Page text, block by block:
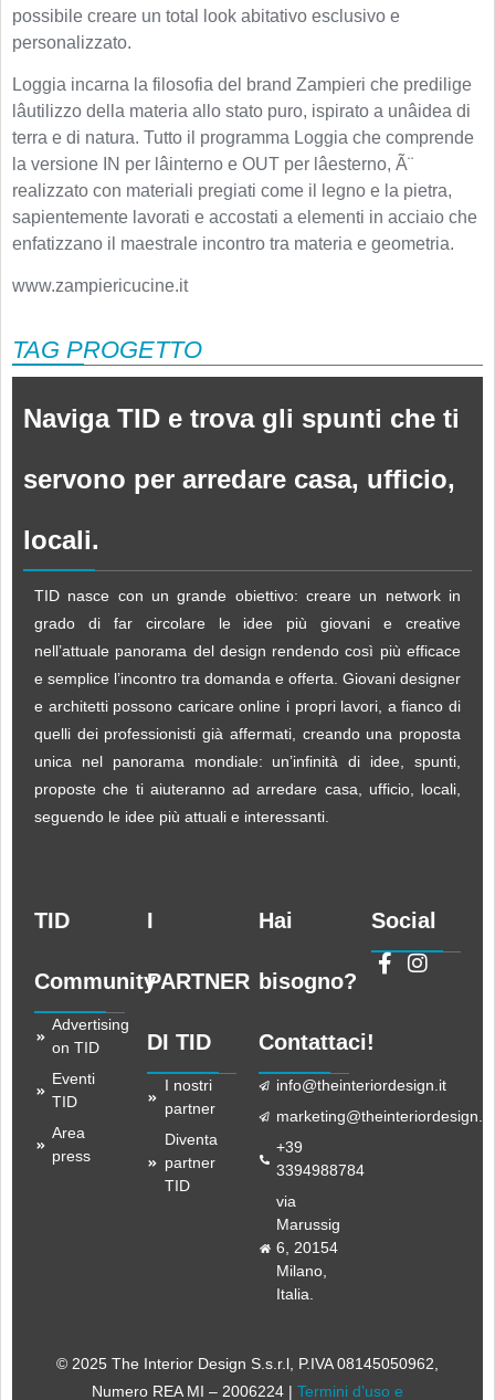
possibile creare un total look abitativo esclusivo e
personalizzato.
Loggia incarna la filosofia del brand Zampieri che predilige
lâutilizzo della materia allo stato puro, ispirato a unâidea di
terra e di natura. Tutto il programma Loggia che comprende
la versione IN per lâinterno e OUT per lâesterno, Ã¨
realizzato con materiali pregiati come il legno e la pietra,
sapientemente lavorati e accostati a elementi in acciaio che
enfatizzano il maestrale incontro tra materia e geometria.
www.zampiericucine.it
TAG PROGETTO
Naviga TID e trova gli spunti che ti
servono per arredare casa, ufficio,
locali.
TID nasce con un grande obiettivo: creare un network in
grado di far circolare le idee più giovani e creative
nell’attuale panorama del design rendendo così più efficace
e semplice l’incontro tra domanda e offerta. Giovani designer
e architetti possono caricare online i propri lavori, a fianco di
quelli dei professionisti già affermati, creando una proposta
unica nel panorama mondiale: un’infinità di idee, spunti,
proposte che ti aiuteranno ad arredare casa, ufficio, locali,
seguendo le idee più attuali e interessanti.
TID
Community
Advertising
on TID
Eventi
TID
Area
press
I
PARTNER
DI TID
I nostri
partner
Diventa
partner
TID
Hai
bisogno?
Contattaci!
info@theinteriordesign.it
marketing@theinteriordesign.it
+39
3394988784
via
Marussig
6, 20154
Milano,
Italia.
Social
© 2025 The Interior Design S.s.r.l , P.IVA 08145050962,
Numero REA MI – 2006224 | Termini d’uso e